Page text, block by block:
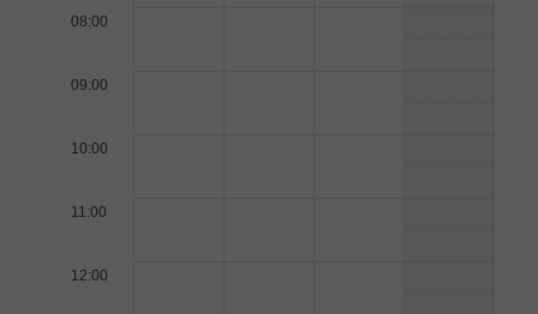
08:00
09:00
10:00
11:00
12:00